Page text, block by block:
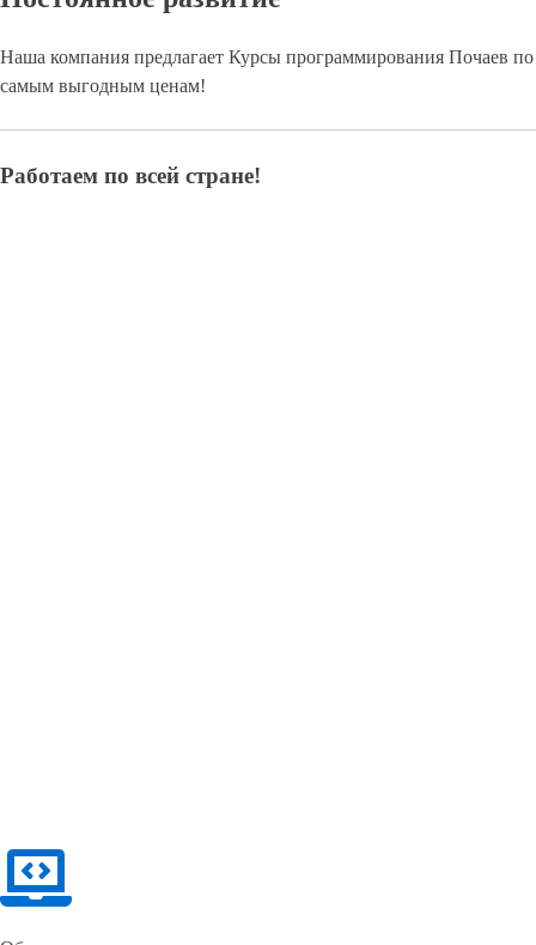
Наша компания предлагает Курсы программирования Почаев по
самым выгодным ценам!
Работаем по всей стране!